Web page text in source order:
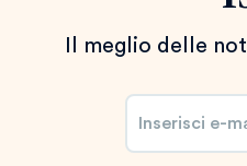
Il meglio delle